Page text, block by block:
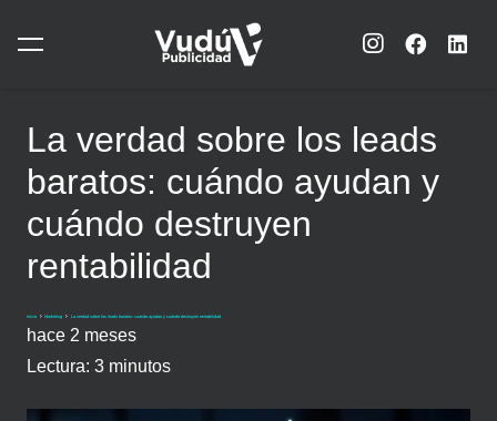
La verdad sobre los leads
baratos: cuándo ayudan y
cuándo destruyen
rentabilidad
Inicio Marketing La verdad sobre los leads baratos: cuándo ayudan y cuándo destruyen rentabilidad
hace 2 meses
Lectura: 3 minutos